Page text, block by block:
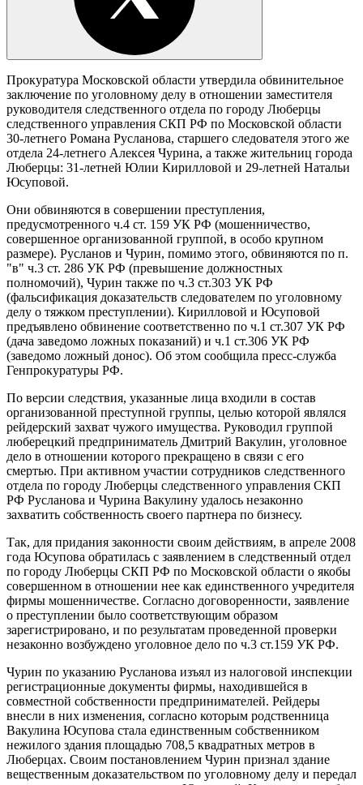
Прокуратура Московской области утвердила обвинительное
заключение по уголовному делу в отношении заместителя
руководителя следственного отдела по городу Люберцы
следственного управления СКП РФ по Московской области
30-летнего Романа Русланова, старшего следователя этого же
отдела 24-летнего Алексея Чурина, а также жительниц города
Люберцы: 31-летней Юлии Кирилловой и 29-летней Натальи
Юсуповой.
Они обвиняются в совершении преступления,
предусмотренного ч.4 ст. 159 УК РФ (мошенничество,
совершенное организованной группой, в особо крупном
размере). Русланов и Чурин, помимо этого, обвиняются по п.
"в" ч.3 ст. 286 УК РФ (превышение должностных
полномочий), Чурин также по ч.3 ст.303 УК РФ
(фальсификация доказательств следователем по уголовному
делу о тяжком преступлении). Кирилловой и Юсуповой
предъявлено обвинение соответственно по ч.1 ст.307 УК РФ
(дача заведомо ложных показаний) и ч.1 ст.306 УК РФ
(заведомо ложный донос). Об этом сообщила пресс-служба
Генпрокуратуры РФ.
По версии следствия, указанные лица входили в состав
организованной преступной группы, целью которой являлся
рейдерский захват чужого имущества. Руководил группой
люберецкий предприниматель Дмитрий Вакулин, уголовное
дело в отношении которого прекращено в связи с его
смертью. При активном участии сотрудников следственного
отдела по городу Люберцы следственного управления СКП
РФ Русланова и Чурина Вакулину удалось незаконно
захватить собственность своего партнера по бизнесу.
Так, для придания законности своим действиям, в апреле 2008
года Юсупова обратилась с заявлением в следственный отдел
по городу Люберцы СКП РФ по Московской области о якобы
совершенном в отношении нее как единственного учредителя
фирмы мошенничестве. Согласно договоренности, заявление
о преступлении было соответствующим образом
зарегистрировано, и по результатам проведенной проверки
незаконно возбуждено уголовное дело по ч.3 ст.159 УК РФ.
Чурин по указанию Русланова изъял из налоговой инспекции
регистрационные документы фирмы, находившейся в
совместной собственности предпринимателей. Рейдеры
внесли в них изменения, согласно которым родственница
Вакулина Юсупова стала единственным собственником
нежилого здания площадью 708,5 квадратных метров в
Люберцах. Своим постановлением Чурин признал здание
вещественным доказательством по уголовному делу и передал